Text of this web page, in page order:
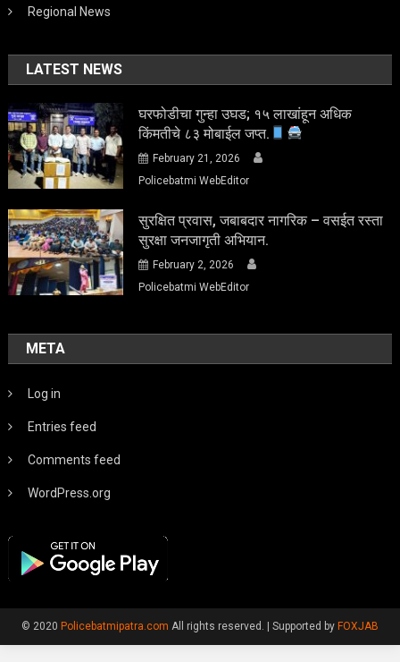
Regional News
LATEST NEWS
घरफोडीचा गुन्हा उघड; १५ लाखांहून अधिक
किंमतीचे ८३ मोबाईल जप्त.
February 21, 2026
Policebatmi WebEditor
सुरक्षित प्रवास, जबाबदार नागरिक – वसईत रस्ता
सुरक्षा जनजागृती अभियान.
February 2, 2026
Policebatmi WebEditor
META
Log in
Entries feed
Comments feed
WordPress.org
© 2020 Policebatmipatra.com All rights reserved. | Supported by FOXJAB